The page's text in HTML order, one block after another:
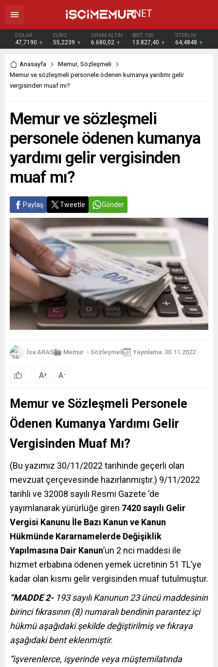
DOLAR
47,7190
EURO
55,2239
GRAM ALTIN
6.680,02
BIST 100
13.827,40
STERLİN
64,4848
Anasayfa Memur, Sözleşmeli
Memur ve sözleşmeli personele ödenen kumanya yardımı gelir
vergisinden muaf mı?
Memur ve sözleşmeli
personele ödenen kumanya
yardımı gelir vergisinden
muaf mı?
Paylaş Tweetle Gönder
İsa ARAS Memur - Sözleşmeli Yayınlama: 30.11.2022
A+ A-
Memur ve Sözleşmeli Personele
Ödenen Kumanya Yardımı Gelir
Vergisinden Muaf Mı?
(Bu yazımız 30/11/2022 tarihinde geçerli olan
mevzuat çerçevesinde hazırlanmıştır.) 9/11/2022
tarihli ve 32008 sayılı Resmi Gazete ‘de
yayımlanarak yürürlüğe giren 7420 sayılı Gelir
Vergisi Kanunu İle Bazı Kanun ve Kanun
Hükmünde Kararnamelerde Değişiklik
Yapılmasına Dair Kanun’un 2 nci maddesi ile
hizmet erbabına ödenen yemek ücretinin 51 TL’ye
kadar olan kısmı gelir vergisinden muaf tutulmuştur.
“MADDE 2- 193 sayılı Kanunun 23 üncü maddesinin
birinci fıkrasının (8) numaralı bendinin parantez içi
hükmü aşağıdaki şekilde değiştirilmiş ve fıkraya
aşağıdaki bent eklenmiştir.
“işverenlerce, işyerinde veya müştemilatında